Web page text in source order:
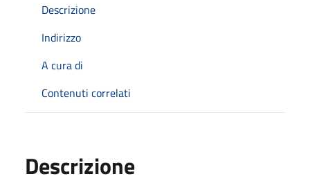
Descrizione
Indirizzo
A cura di
Contenuti correlati
Descrizione